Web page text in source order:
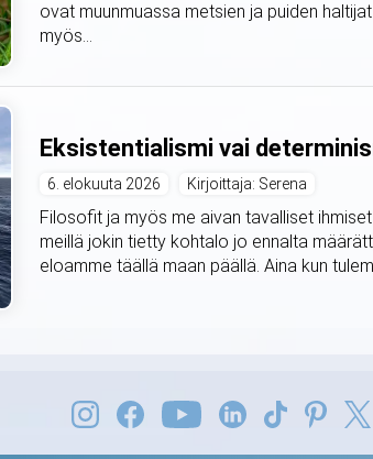
ovat muunmuassa metsien ja puiden
myös...
Eksistentialismi vai
6. elokuuta 2026 Kirjoittaja: Serena
Filosofit ja myös me aivan tavalliset
meillä jokin tietty kohtalo jo ennalta
eloamme täällä maan päällä. Aina kun